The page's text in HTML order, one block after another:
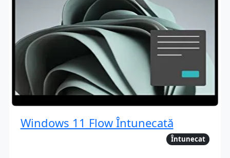
Windows 11 Flow Întunecată
Întunecat